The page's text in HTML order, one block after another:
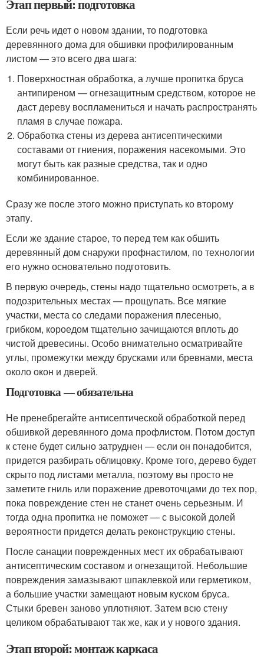
Этап первый: подготовка
Если речь идет о новом здании, то подготовка
деревянного дома для обшивки профилированным
листом — это всего два шага:
Поверхностная обработка, а лучше пропитка бруса
антипиреном — огнезащитным средством, которое не
даст дереву воспламениться и начать распространять
пламя в случае пожара.
Обработка стены из дерева антисептическими
составами от гниения, поражения насекомыми. Это
могут быть как разные средства, так и одно
комбинированное.
Сразу же после этого можно приступать ко второму
этапу.
Если же здание старое, то перед тем как обшить
деревянный дом снаружи профнастилом, по технологии
его нужно основательно подготовить.
В первую очередь, стены надо тщательно осмотреть, а в
подозрительных местах — прощупать. Все мягкие
участки, места со следами поражения плесенью,
грибком, короедом тщательно зачищаются вплоть до
чистой древесины. Особо внимательно осматривайте
углы, промежутки между брусками или бревнами, места
около окон и дверей.
Подготовка — обязательна
Не пренебрегайте антисептической обработкой перед
обшивкой деревянного дома профлистом. Потом доступ
к стене будет сильно затруднен — если он понадобится,
придется разбирать облицовку. Кроме того, дерево будет
скрыто под листами металла, поэтому вы просто не
заметите гниль или поражение древоточцами до тех пор,
пока повреждение стен не станет очень серьезным. И
тогда одна пропитка не поможет — с высокой долей
вероятности придется делать реконструкцию стены.
После санации поврежденных мест их обрабатывают
антисептическим составом и огнезащитой. Небольшие
повреждения замазывают шпаклевкой или герметиком,
а большие участки замещают новым куском бруса.
Стыки бревен заново уплотняют. Затем всю стену
целиком обрабатывают так же, как и у нового здания.
Этап второй: монтаж каркаса